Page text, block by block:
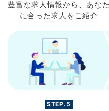
豊富な求人情報から、 あなた
に合った求人を ご紹介
STEP.5